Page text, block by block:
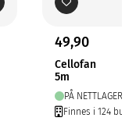
49,90
Cellofan
5m
PÅ NETTLAGER
Finnes i 124